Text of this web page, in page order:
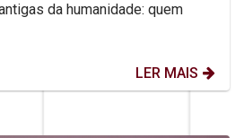
da humanidade: quem
LER MAIS